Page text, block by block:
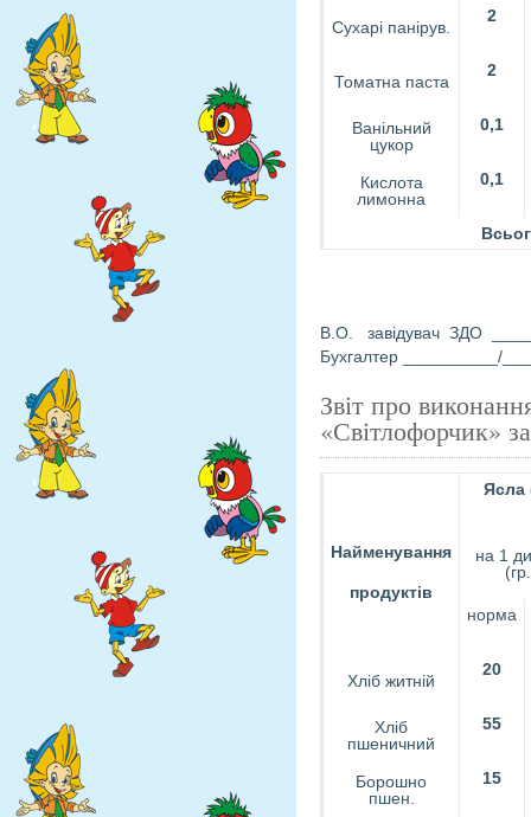
Сухарі панірув.
2
Томатна паста
2
Ванільний
цукор
0,1
Кислота
лимонна
0,1
В.О. завідувач ЗДО
Бухгалтер __________/
Звіт про
«Світлофорчик»
Найменування
продуктів
на 1
норма
Хліб житній
20
Хліб
пшеничний
55
Борошно
пшен.
15